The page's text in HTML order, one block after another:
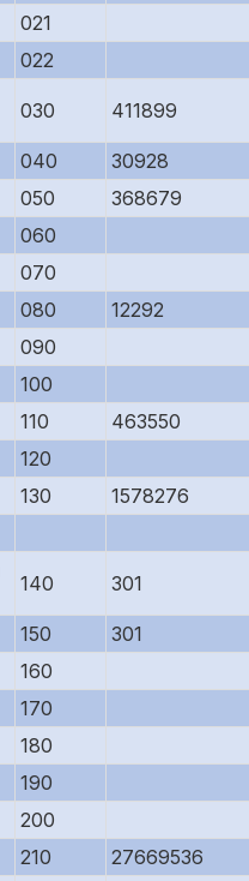
021
022
030 411899
040 30928
050 368679
060
070
080 12292
090
100
110 463550
120
130 1578276
140 301
150 301
160
170
180
190
200
210 27669536